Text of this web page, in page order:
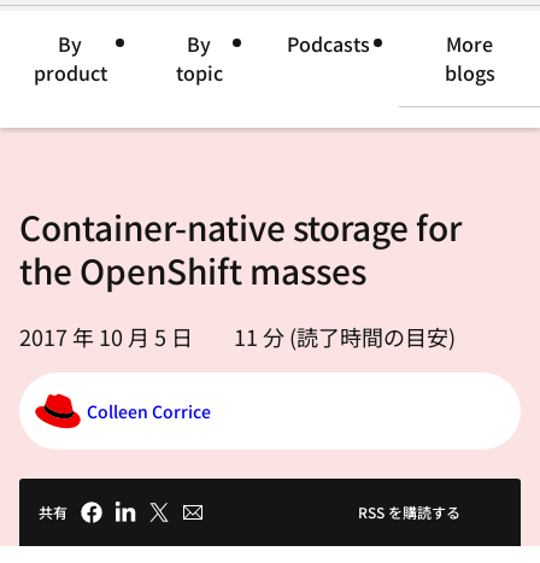
語
択
だ
い
By
product
By
topic
Podcasts
More
blogs
Container-native storage for
the OpenShift masses
2017 年 10 月 5 日 11分 (読了時間の目安)
Colleen Corrice
共有 RSS を購読する